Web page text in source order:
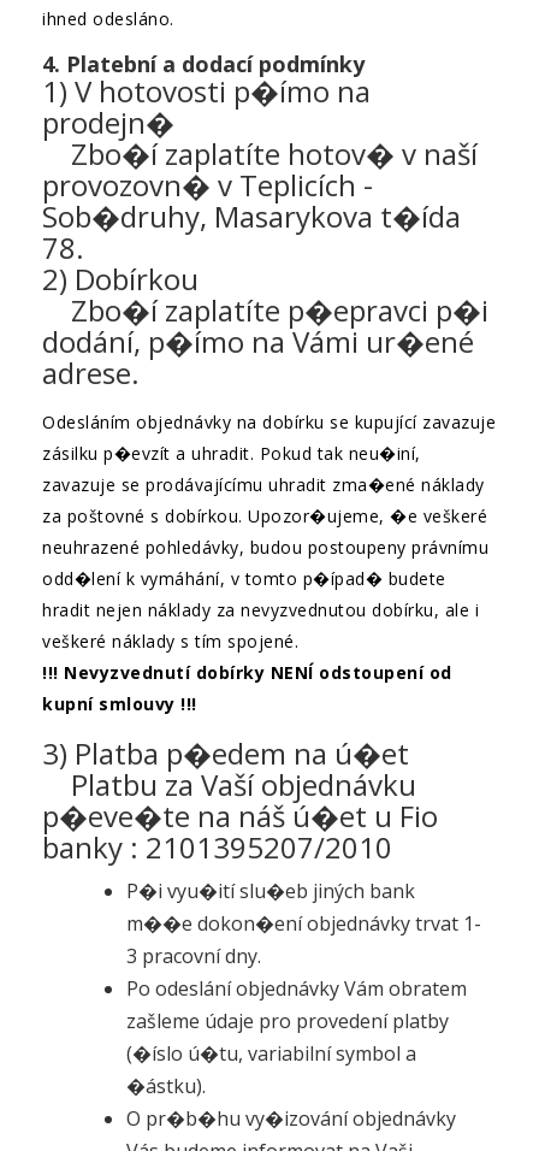
ihned odesláno.
4. Platební a dodací podmínky
1) V hotovosti p�ímo na
prodejn�
Zbo�í zaplatíte hotov� v naší
provozovn� v Teplicích -
Sob�druhy, Masarykova t�ída
78.
2) Dobírkou
Zbo�í zaplatíte p�epravci p�i
dodání, p�ímo na Vámi ur�ené
adrese.
Odesláním objednávky na dobírku se kupující zavazuje
zásilku p�evzít a uhradit. Pokud tak neu�iní,
zavazuje se prodávajícímu uhradit zma�ené náklady
za poštovné s dobírkou. Upozor�ujeme, �e veškeré
neuhrazené pohledávky, budou postoupeny právnímu
odd�lení k vymáhání, v tomto p�ípad� budete
hradit nejen náklady za nevyzvednutou dobírku, ale i
veškeré náklady s tím spojené.
!!! Nevyzvednutí dobírky NENÍ odstoupení od
kupní smlouvy !!!
3) Platba p�edem na ú�et
Platbu za Vaší objednávku
p�eve�te na náš ú�et u Fio
banky : 2101395207/2010
P�i vyu�ití slu�eb jiných bank
m��e dokon�ení objednávky trvat 1-
3 pracovní dny.
Po odeslání objednávky Vám obratem
zašleme údaje pro provedení platby
(�íslo ú�tu, variabilní symbol a
�ástku).
O pr�b�hu vy�izování objednávky